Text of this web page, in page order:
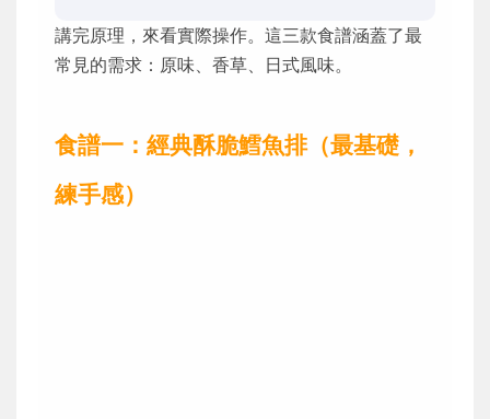
講完原理，來看實際操作。這三款食譜涵蓋了最
常見的需求：原味、香草、日式風味。
食譜一：經典酥脆鱈魚排（最基礎，
練手感）